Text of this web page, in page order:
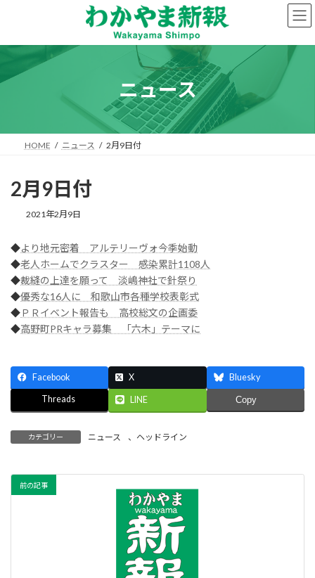
ン
へ
プ
ー
ョ
動
ニュース
HOME ニュース 2月9日付
2月9日付
2021年2月9日
◆より地元密着 アルテリーヴォ今季始動
◆老人ホームでクラスター 感染累計1108人
◆裁縫の上達を願って 淡嶋神社で針祭り
◆優秀な16人に 和歌山市各種学校表彰式
◆ＰＲイベント報告も 高校総文の企画委
◆高野町PRキャラ募集 「六木」テーマに
Facebook X Bluesky
Threads LINE Copy
カテゴリー ニュース 、 ヘッドライン
前の記事